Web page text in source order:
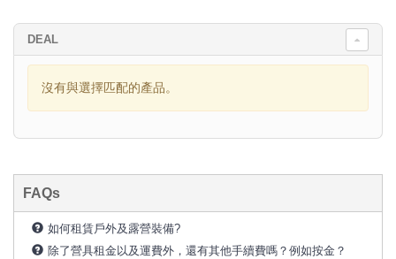
DEAL
沒有與選擇匹配的產品。
FAQs
如何租賃戶外及露營裝備?
除了營具租金以及運費外，還有其他手續費嗎？例如按金？